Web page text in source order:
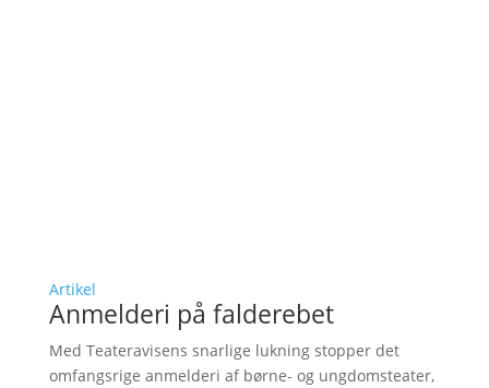
Artikel
Anmelderi på falderebet
Med Teateravisens snarlige lukning stopper det
omfangsrige anmelderi af børne- og ungdomsteater,